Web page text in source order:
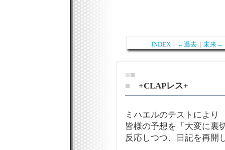
INDEX ｜ ←過去 ｜ 未来→
■■
■
+CLAPレス+
ミハエルのテストにより
皆様の予想を「大変に裏
反応しつつ、日記を再開